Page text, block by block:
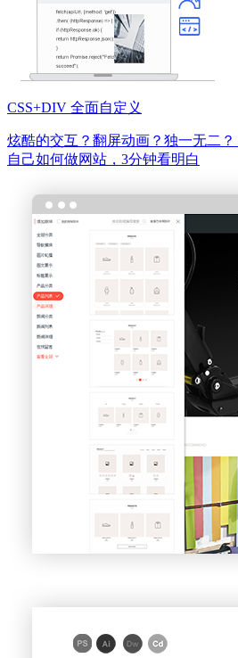
CSS+DIV 全面自定义
炫酷的交互？翻屏动画？独一无二？
自己如何做网站，3分钟看明白